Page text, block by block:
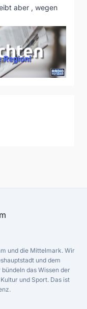
aber , wegen
und die Mittelmark. Wir
und dem
das Wissen der
und Sport. Das ist